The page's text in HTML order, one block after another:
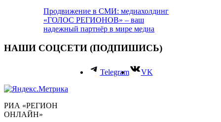
Продвижение в СМИ: медиахолдинг
«ГОЛОС РЕГИОНОВ» – ваш
надежный партнёр в мире медиа
НАШИ СОЦСЕТИ (ПОДПИШИСЬ)
Telegram VK
РИА «РЕГИОН
ОНЛАЙН»